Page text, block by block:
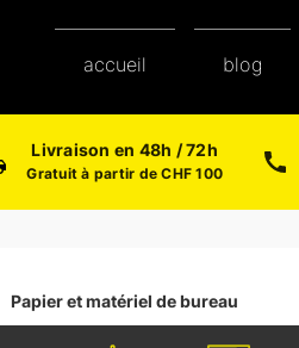
accueil blog
Livraison en 48h / 72h
Gratuit à partir de CHF 100
Papier et matériel de bureau